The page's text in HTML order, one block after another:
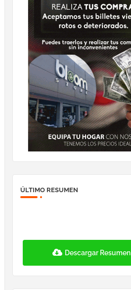
ÚLTIMO RESUMEN
Descargar Resumen